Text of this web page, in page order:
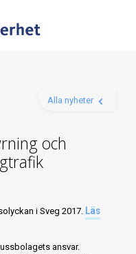
Alla nyheter
och
i Sveg 2017. Läs
ansvar.